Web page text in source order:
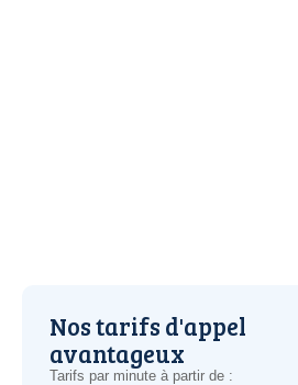
Nos tarifs d'appel
avantageux
Tarifs par minute à partir de :